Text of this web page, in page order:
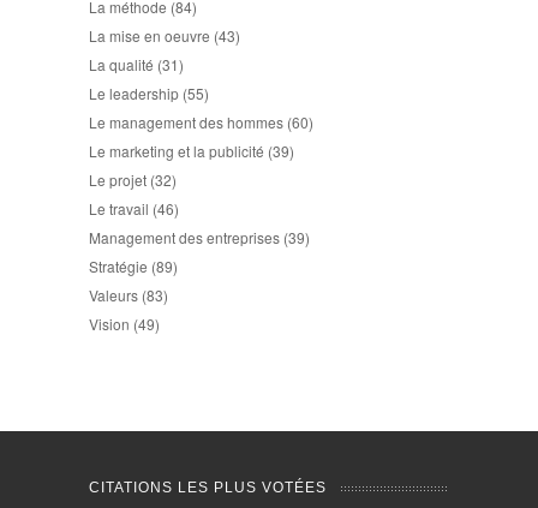
La méthode (84)
La mise en oeuvre (43)
La qualité (31)
Le leadership (55)
Le management des hommes (60)
Le marketing et la publicité (39)
Le projet (32)
Le travail (46)
Management des entreprises (39)
Stratégie (89)
Valeurs (83)
Vision (49)
CITATIONS LES PLUS VOTÉES